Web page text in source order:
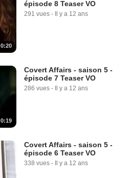
0:20
épisode 8 Teaser VO
291 vues - Il y a 12 ans
0:19
Covert Affairs - saison 5 -
épisode 7 Teaser VO
286 vues - Il y a 12 ans
Covert Affairs - saison 5 -
épisode 6 Teaser VO
338 vues - Il y a 12 ans